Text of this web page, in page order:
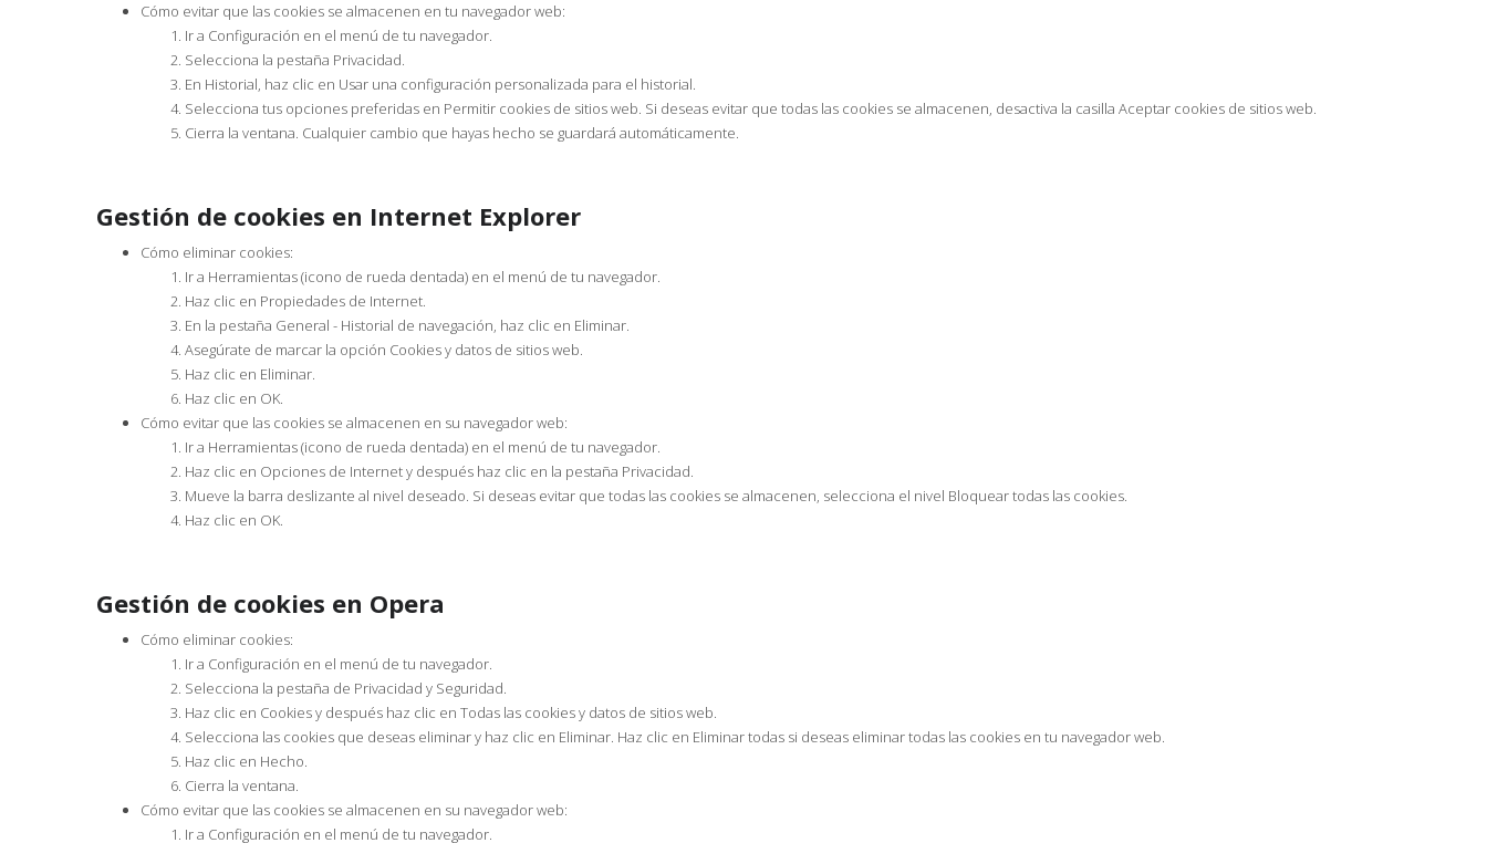
Cómo evitar que las cookies se almacenen en tu navegador web:
Ir a Configuración en el menú de tu navegador.
Selecciona la pestaña Privacidad.
En Historial, haz clic en Usar una configuración personalizada para el historial.
Selecciona tus opciones preferidas en Permitir cookies de sitios web. Si deseas evitar que todas las cookies se almacenen, desactiva la casilla Aceptar cookies de sitios web.
Cierra la ventana. Cualquier cambio que hayas hecho se guardará automáticamente.
Gestión de cookies en Internet Explorer
Cómo eliminar cookies:
Ir a Herramientas (icono de rueda dentada) en el menú de tu navegador.
Haz clic en Propiedades de Internet.
En la pestaña General - Historial de navegación, haz clic en Eliminar.
Asegúrate de marcar la opción Cookies y datos de sitios web.
Haz clic en Eliminar.
Haz clic en OK.
Cómo evitar que las cookies se almacenen en su navegador web:
Ir a Herramientas (icono de rueda dentada) en el menú de tu navegador.
Haz clic en Opciones de Internet y después haz clic en la pestaña Privacidad.
Mueve la barra deslizante al nivel deseado. Si deseas evitar que todas las cookies se almacenen, selecciona el nivel Bloquear todas las cookies.
Haz clic en OK.
Gestión de cookies en Opera
Cómo eliminar cookies:
Ir a Configuración en el menú de tu navegador.
Selecciona la pestaña de Privacidad y Seguridad.
Haz clic en Cookies y después haz clic en Todas las cookies y datos de sitios web.
Selecciona las cookies que deseas eliminar y haz clic en Eliminar. Haz clic en Eliminar todas si deseas eliminar todas las cookies en tu navegador web.
Haz clic en Hecho.
Cierra la ventana.
Cómo evitar que las cookies se almacenen en su navegador web:
Ir a Configuración en el menú de tu navegador.